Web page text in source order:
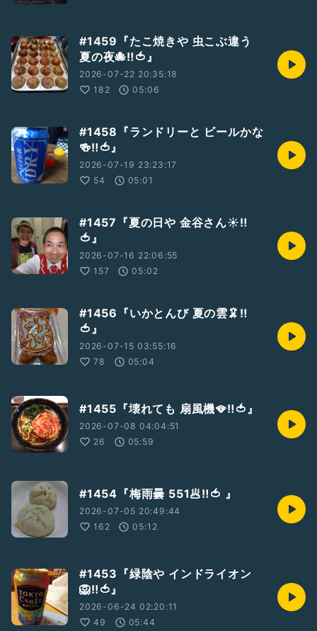
#1459『たこ焼きや 虫こぶ違う
夏の夜🐙‼️🍅』
2026-07-22 20:35:18
182
05:06
#1458『ランドリーと ビールかな
🍻‼️🍅』
2026-07-19 23:23:17
54
05:01
#1457『夏の日や 金谷さん☀‼️
🍅』
2026-07-16 22:06:55
157
05:02
#1456『いかとんび 夏の雲🦑‼️
🍅』
2026-07-15 03:55:16
78
05:04
#1455『壊れても 扇風機🪭‼️🍅』
2026-07-08 04:04:51
26
05:59
#1454『梅雨曇 551🥟‼️🍅 』
2026-07-05 20:49:44
162
05:12
#1453『緑陰や インドライオン
🦁‼️🍅』
2026-06-24 02:20:11
49
05:44